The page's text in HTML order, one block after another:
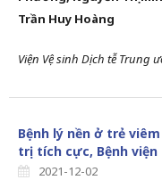
Trần Huy Hoàng
Viện Vệ sinh Dịch tễ Trung
Bệnh lý nền ở trẻ
trị tích cực, Bệnh
2021-12-02